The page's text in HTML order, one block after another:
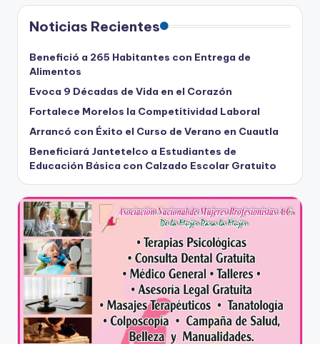
Noticias Recientes
Benefició a 265 Habitantes con Entrega de
Alimentos
Evoca 9 Décadas de Vida en el Corazón
Fortalece Morelos la Competitividad Laboral
Arrancó con Éxito el Curso de Verano en Cuautla
Beneficiará Jantetelco a Estudiantes de
Educación Básica con Calzado Escolar Gratuito